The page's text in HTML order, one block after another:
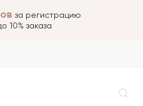
за регистрацию
10% заказа